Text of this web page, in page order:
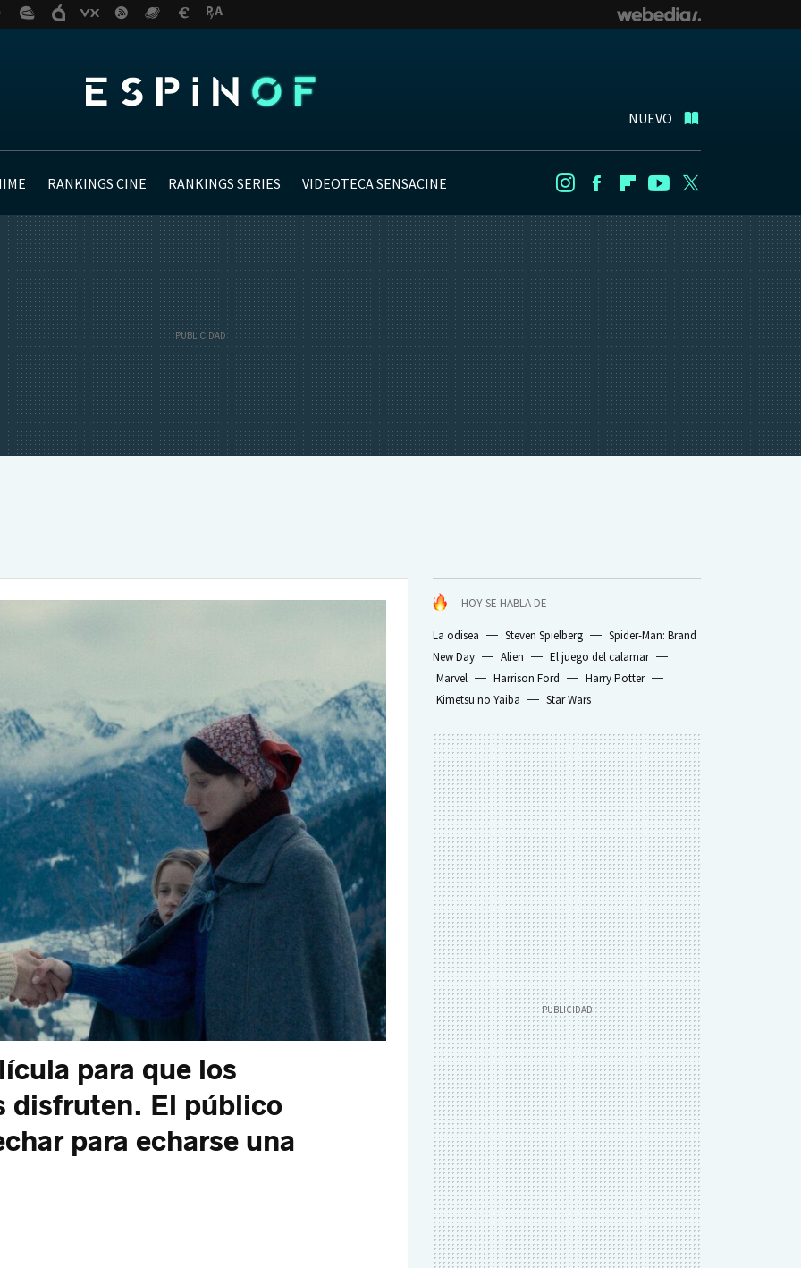
NUEVO
RANKINGS CINE RANKINGS SERIES VIDEOTECA SENSACINE InstagramFacebookFlipboard
Youtube
HOY SE HABLA DE
La odisea Steven Spielberg
Spider-Man: Brand
New Day
Alien
El juego del calamar
Marvel
Harrison Ford
Harry Potter
Kimetsu no Yaiba
Star Wars
para que los
disfruten. El público
para echarse una